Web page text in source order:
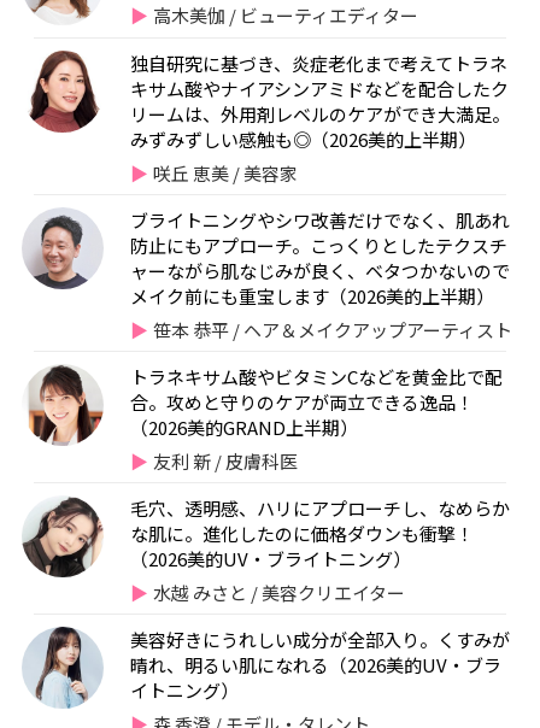
高木美伽 / ビューティエディター
独自研究に基づき、炎症老化まで考えてトラネ
キサム酸やナイアシンアミドなどを配合したク
リームは、外用剤レベルのケアができ大満足。
みずみずしい感触も◎（2026美的上半期）
咲丘 恵美 / 美容家
ブライトニングやシワ改善だけでなく、肌あれ
防止にもアプローチ。こっくりとしたテクスチ
ャーながら肌なじみが良く、ベタつかないので
メイク前にも重宝します（2026美的上半期）
笹本 恭平 / ヘア＆メイクアップアーティスト
トラネキサム酸やビタミンCなどを黄金比で配
合。攻めと守りのケアが両立できる逸品！
（2026美的GRAND上半期）
友利 新 / 皮膚科医
毛穴、透明感、ハリにアプローチし、なめらか
な肌に。進化したのに価格ダウンも衝撃！
（2026美的UV・ブライトニング）
水越 みさと / 美容クリエイター
美容好きにうれしい成分が全部入り。くすみが
晴れ、明るい肌になれる（2026美的UV・ブラ
イトニング）